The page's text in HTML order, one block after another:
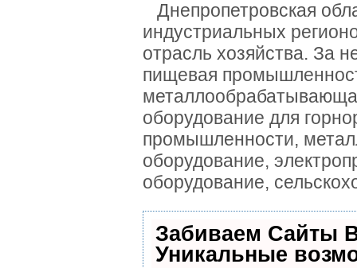
Днепропетровская
индустриальных
отрасль хозяйства. За
пищевая
оборудование для
промышленности,
оборудование,
оборудование,
Забиваем Сайты
Уникальные